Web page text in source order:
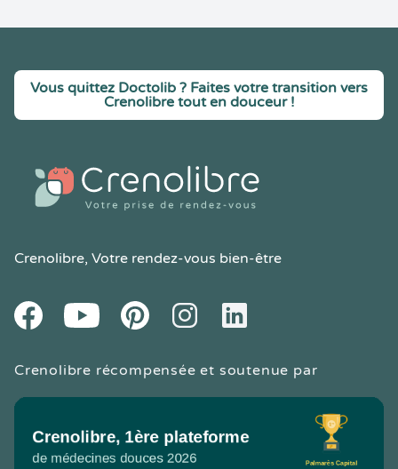
Vous quittez Doctolib ? Faites votre transition vers
Crenolibre tout en douceur !
Crenolibre, Votre rendez-vous bien-être
FacebookYoutube PinteresetInstagramLinkedIn
Crenolibre récompensée et soutenue par